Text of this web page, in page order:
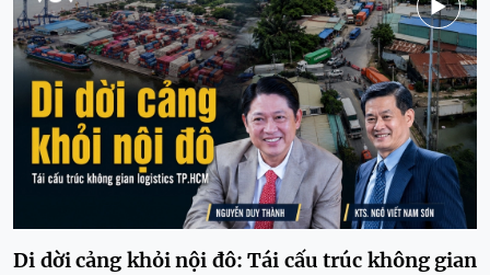
Di dời cảng khỏi nội đô: Tái cấu trúc không gian